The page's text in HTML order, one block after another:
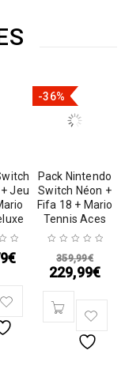
Jeu
€
-36%
Pack Nintendo
Switch Néon +
Fifa 18 + Mario
Tennis Aces
359,99€
229,99€